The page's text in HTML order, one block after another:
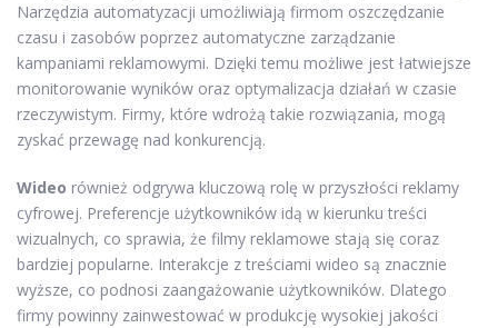
Narzędzia automatyzacji umożliwiają firmom oszczędzanie
czasu i zasobów poprzez automatyczne zarządzanie
kampaniami reklamowymi. Dzięki temu możliwe jest łatwiejsze
monitorowanie wyników oraz optymalizacja działań w czasie
rzeczywistym. Firmy, które wdrożą takie rozwiązania, mogą
zyskać przewagę nad konkurencją.
Wideo również odgrywa kluczową rolę w przyszłości reklamy
cyfrowej. Preferencje użytkowników idą w kierunku treści
wizualnych, co sprawia, że filmy reklamowe stają się coraz
bardziej popularne. Interakcje z treściami wideo są znacznie
wyższe, co podnosi zaangażowanie użytkowników. Dlatego
firmy powinny zainwestować w produkcję wysokiej jakości